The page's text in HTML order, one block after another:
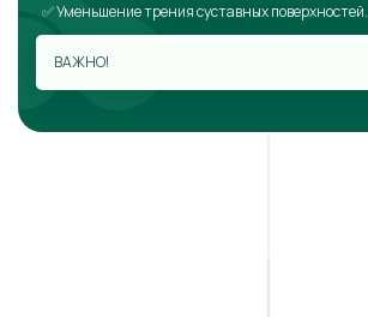
✅ Уменьшение трения суставных поверхностей.
ВАЖНО!